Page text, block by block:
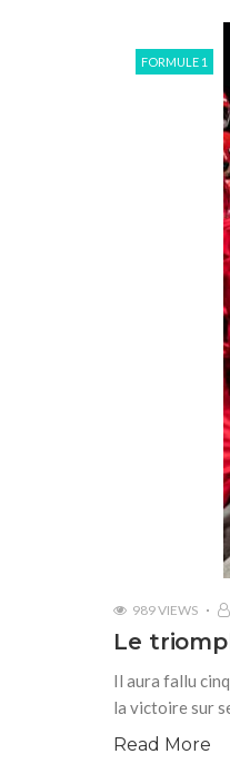
FORMULE 1
989 VIEWS
Le
Il aura fallu
la victoire sur
Read More